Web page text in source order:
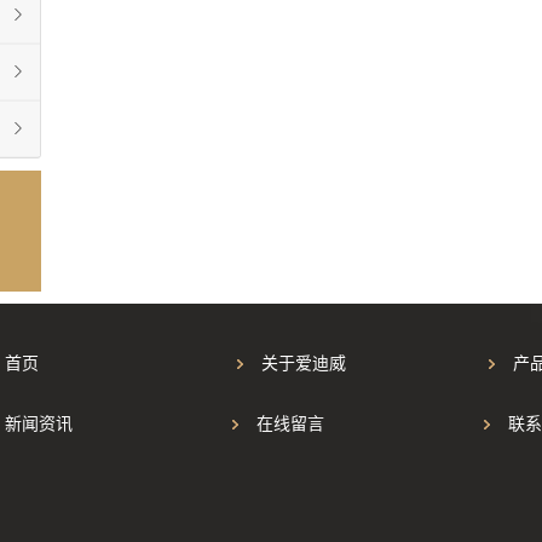
首页 关于爱迪威 产
新闻资讯 在线留言 联